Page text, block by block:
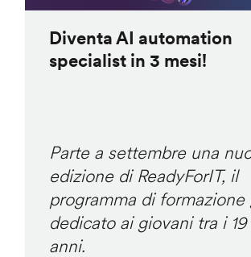
Diventa AI automation
specialist in 3 mesi!
Parte a settembre una
edizione di ReadyForIT, il
programma di formazione
dedicato ai giovani tra i
anni.